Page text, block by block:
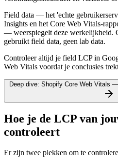
Field data — het 'echte
Insights en het Core Web Vitals-
— weerspiegelt deze werkelijkheid.
gebruikt field data, geen lab data.
Controleer altijd je field LCP in
Web Vitals voordat je conclusies
Deep dive: Shopify Core Web Vitals
Hoe je de LCP van
controleert
Er zijn twee plekken om te